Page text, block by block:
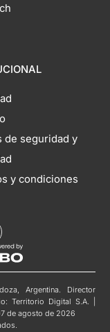
de seguridad y
y condiciones
Argentina. Director
Territorio Digital S.A. |
de agosto de 2026